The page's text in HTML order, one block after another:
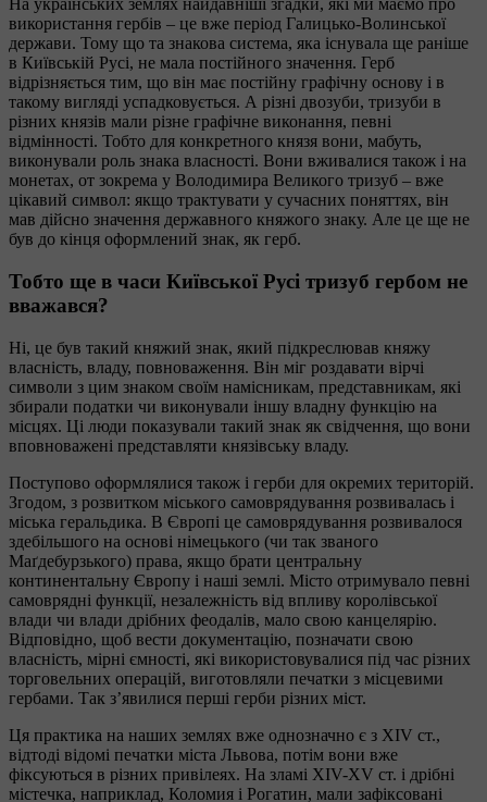
На українських землях найдавніші згадки, які ми маємо про
використання гербів – це вже період Галицько-Волинської
держави. Тому що та знакова система, яка існувала ще раніше
в Київській Русі, не мала постійного значення. Герб
відрізняється тим, що він має постійну графічну основу і в
такому вигляді успадковується. А різні двозуби, тризуби в
різних князів мали різне графічне виконання, певні
відмінності. Тобто для конкретного князя вони, мабуть,
виконували роль знака власності. Вони вживалися також і на
монетах, от зокрема у Володимира Великого тризуб – вже
цікавий символ: якщо трактувати у сучасних поняттях, він
мав дійсно значення державного княжого знаку. Але це ще не
був до кінця оформлений знак, як герб.
Тобто ще в часи Київської Русі тризуб гербом не
вважався?
Ні, це був такий княжий знак, який підкреслював княжу
власність, владу, повноваження. Він міг роздавати вірчі
символи з цим знаком своїм намісникам, представникам, які
збирали податки чи виконували іншу владну функцію на
місцях. Ці люди показували такий знак як свідчення, що вони
вповноважені представляти князівську владу.
Поступово оформлялися також і герби для окремих територій.
Згодом, з розвитком міського самоврядування розвивалась і
міська геральдика. В Європі це самоврядування розвивалося
здебільшого на основі німецького (чи так званого
Маґдебурзького) права, якщо брати центральну
континентальну Європу і наші землі. Місто отримувало певні
самоврядні функції, незалежність від впливу королівської
влади чи влади дрібних феодалів, мало свою канцелярію.
Відповідно, щоб вести документацію, позначати свою
власність, мірні ємності, які використовувалися під час різних
торговельних операцій, виготовляли печатки з місцевими
гербами. Так з’явилися перші герби різних міст.
Ця практика на наших землях вже однозначно є з XIV ст.,
відтоді відомі печатки міста Львова, потім вони вже
фіксуються в різних привілеях. На зламі XIV-XV ст. і дрібні
містечка, наприклад, Коломия і Рогатин, мали зафіксовані